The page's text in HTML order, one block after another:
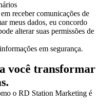
em receber comunicações de
meus dados, eu concordo
alterar suas permissões de
em segurança.
você transformar
o RD Station Marketing é